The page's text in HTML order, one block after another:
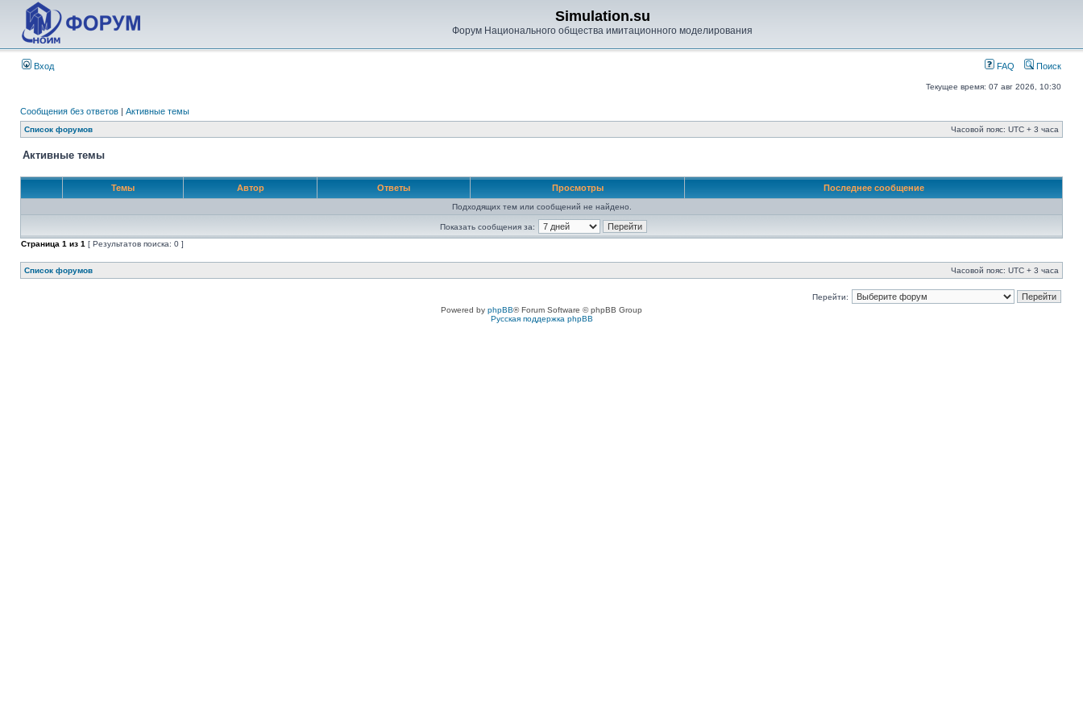
Simulation.su
Форум Национального общества имитационного моделирования
Вход FAQ Поиск
Текущее время: 07 авг 2026, 10:30
Сообщения без ответов | Активные темы
Список форумов Часовой пояс: UTC + 3 часа
Активные темы
Темы Автор Ответы Просмотры Последнее сообщение
Подходящих тем или сообщений не найдено.
Показать сообщения за:
Страница 1 из 1 [ Результатов поиска: 0 ]
Список форумов Часовой пояс: UTC + 3 часа
Перейти:
Powered by phpBB® Forum Software © phpBB Group
Русская поддержка phpBB